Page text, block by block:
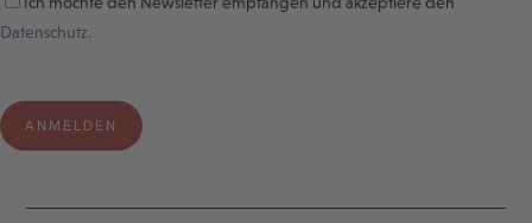
Datenschutz.